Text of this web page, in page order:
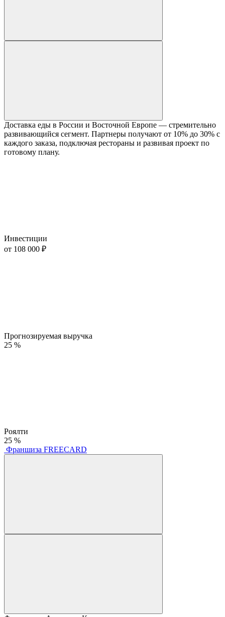
Доставка еды в России и Восточной Европе — стремительно
развивающийся сегмент. Партнеры получают от 10% до 30% с
каждого заказа, подключая рестораны и развивая проект по
готовому плану.
Инвестиции
от 108 000 ₽
Прогнозируемая выручка
25 %
Роялти
25 %
Франшиза FREECARD